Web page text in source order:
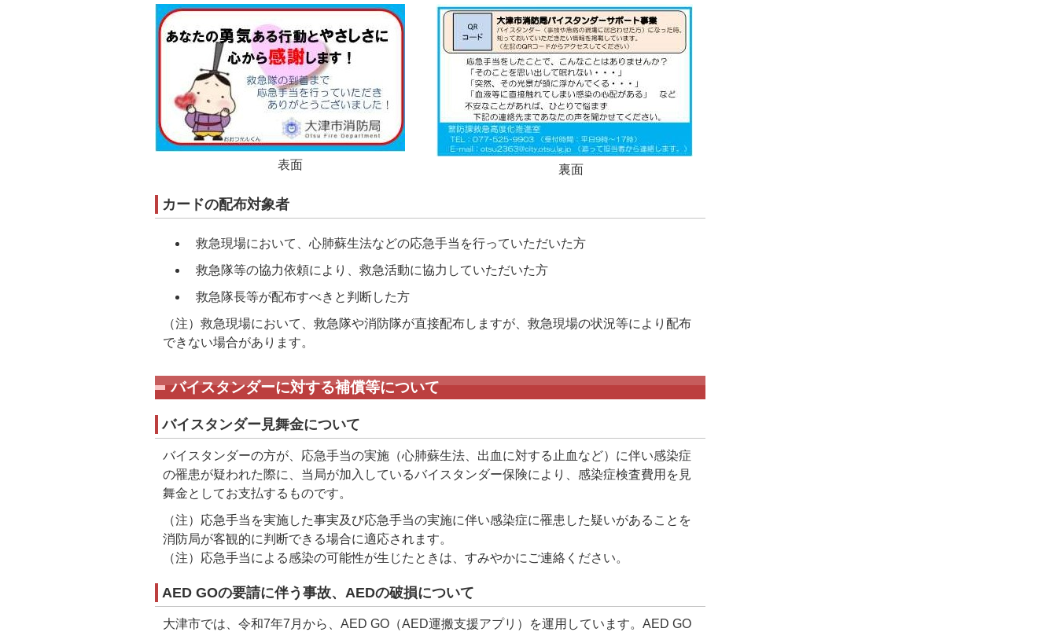
表面 裏面
カードの配布対象者
救急現場において、心肺蘇生法などの応急手当を行っていただいた方
救急隊等の協力依頼により、救急活動に協力していただいた方
救急隊長等が配布すべきと判断した方
（注）救急現場において、救急隊や消防隊が直接配布しますが、救急現場の状況等により配布
できない場合があります。
バイスタンダーに対する補償等について
バイスタンダー見舞金について
バイスタンダーの方が、応急手当の実施（心肺蘇生法、出血に対する止血など）に伴い感染症
の罹患が疑われた際に、当局が加入しているバイスタンダー保険により、感染症検査費用を見
舞金としてお支払するものです。
（注）応急手当を実施した事実及び応急手当の実施に伴い感染症に罹患した疑いがあることを
消防局が客観的に判断できる場合に適応されます。
（注）応急手当による感染の可能性が生じたときは、すみやかにご連絡ください。
AED GOの要請に伴う事故、AEDの破損について
大津市では、令和7年7月から、AED GO（AED運搬支援アプリ）を運用しています。AED GO